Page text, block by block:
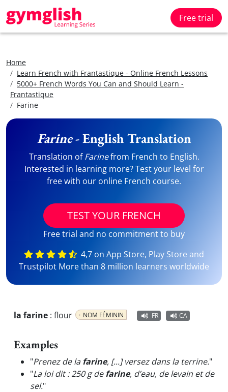
Free trial
Home
Learn French with Frantastique - Online French Lessons
5000+ French Words You Can and Should Learn -
Frantastique
Farine
Farine- English Translation
Translation ofFarinefrom French to English.
Interested in learning more? Test your level for
free with our online French course.
TEST YOUR FRENCH
Free trial and no commitment to buy
4,7 on App Store, Play Store and
Trustpilot More than 8 million learners worldwide
la farine : flour NOM FÉMININ FR CA
Examples
"Prenez de lafarine, [...] versez dans la terrine."
"La loi dit : 250 g defarine, d’eau, de levain et de
sel."